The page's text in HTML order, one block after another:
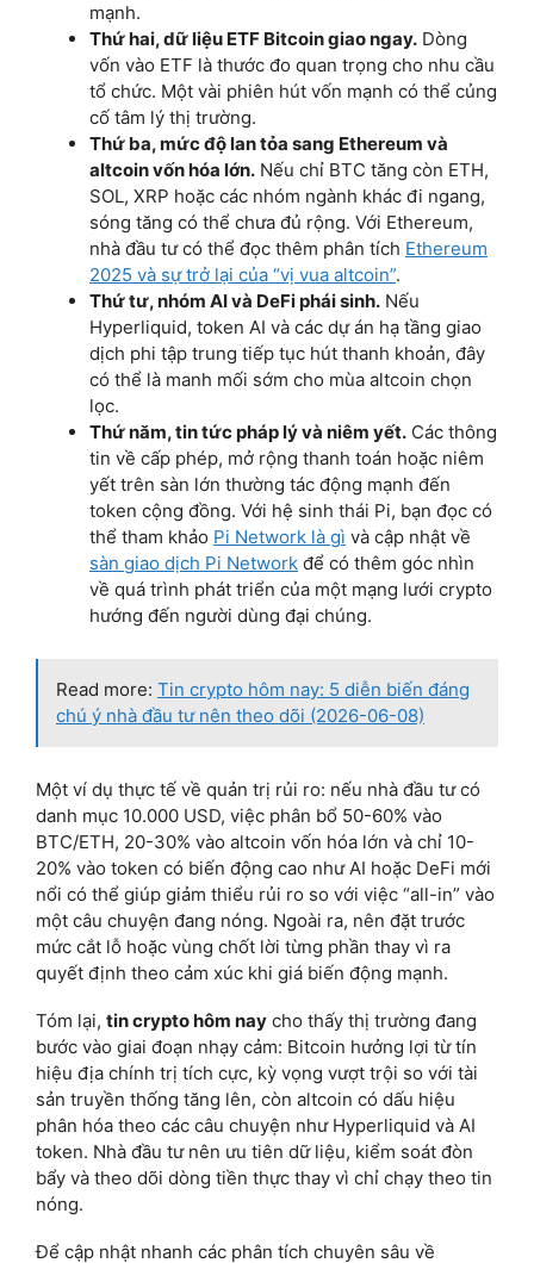
mạnh.
Thứ hai, dữ liệu ETF Bitcoin giao ngay. Dòng
vốn vào ETF là thước đo quan trọng cho nhu cầu
tổ chức. Một vài phiên hút vốn mạnh có thể củng
cố tâm lý thị trường.
Thứ ba, mức độ lan tỏa sang Ethereum và
altcoin vốn hóa lớn. Nếu chỉ BTC tăng còn ETH,
SOL, XRP hoặc các nhóm ngành khác đi ngang,
sóng tăng có thể chưa đủ rộng. Với Ethereum,
nhà đầu tư có thể đọc thêm phân tích Ethereum
2025 và sự trở lại của “vị vua altcoin”.
Thứ tư, nhóm AI và DeFi phái sinh. Nếu
Hyperliquid, token AI và các dự án hạ tầng giao
dịch phi tập trung tiếp tục hút thanh khoản, đây
có thể là manh mối sớm cho mùa altcoin chọn
lọc.
Thứ năm, tin tức pháp lý và niêm yết. Các thông
tin về cấp phép, mở rộng thanh toán hoặc niêm
yết trên sàn lớn thường tác động mạnh đến
token cộng đồng. Với hệ sinh thái Pi, bạn đọc có
thể tham khảo Pi Network là gì và cập nhật về
sàn giao dịch Pi Network để có thêm góc nhìn
về quá trình phát triển của một mạng lưới crypto
hướng đến người dùng đại chúng.
Read more: Tin crypto hôm nay: 5 diễn biến đáng
chú ý nhà đầu tư nên theo dõi (2026-06-08)
Một ví dụ thực tế về quản trị rủi ro: nếu nhà đầu tư có
danh mục 10.000 USD, việc phân bổ 50-60% vào
BTC/ETH, 20-30% vào altcoin vốn hóa lớn và chỉ 10-
20% vào token có biến động cao như AI hoặc DeFi mới
nổi có thể giúp giảm thiểu rủi ro so với việc “all-in” vào
một câu chuyện đang nóng. Ngoài ra, nên đặt trước
mức cắt lỗ hoặc vùng chốt lời từng phần thay vì ra
quyết định theo cảm xúc khi giá biến động mạnh.
Tóm lại, tin crypto hôm nay cho thấy thị trường đang
bước vào giai đoạn nhạy cảm: Bitcoin hưởng lợi từ tín
hiệu địa chính trị tích cực, kỳ vọng vượt trội so với tài
sản truyền thống tăng lên, còn altcoin có dấu hiệu
phân hóa theo các câu chuyện như Hyperliquid và AI
token. Nhà đầu tư nên ưu tiên dữ liệu, kiểm soát đòn
bẩy và theo dõi dòng tiền thực thay vì chỉ chạy theo tin
nóng.
Để cập nhật nhanh các phân tích chuyên sâu về